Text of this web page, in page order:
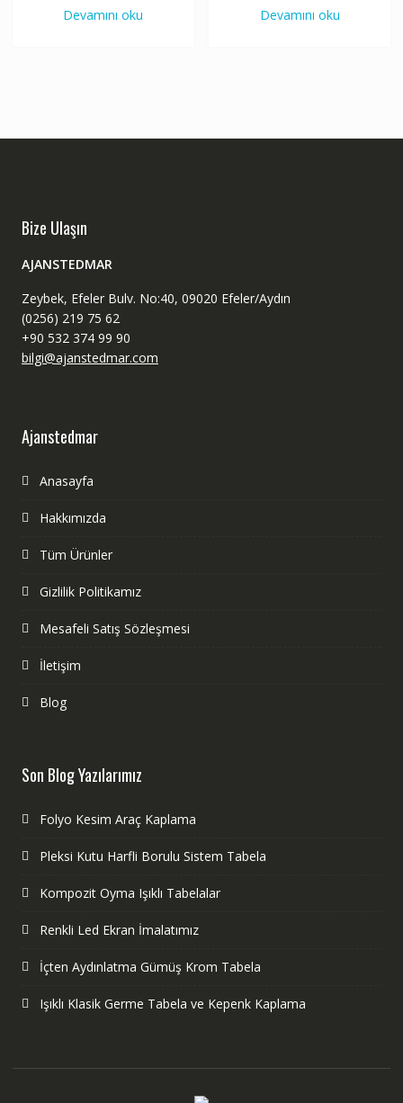
Devamını oku Devamını oku
Bize Ulaşın
AJANSTEDMAR
Zeybek, Efeler Bulv. No:40, 09020 Efeler/Aydın
(0256) 219 75 62
+90 532 374 99 90
bilgi@ajanstedmar.com
Ajanstedmar
Anasayfa
Hakkımızda
Tüm Ürünler
Gizlilik Politikamız
Mesafeli Satış Sözleşmesi
İletişim
Blog
Son Blog Yazılarımız
Folyo Kesim Araç Kaplama
Pleksi Kutu Harfli Borulu Sistem Tabela
Kompozit Oyma Işıklı Tabelalar
Renkli Led Ekran İmalatımız
İçten Aydınlatma Gümüş Krom Tabela
Işıklı Klasik Germe Tabela ve Kepenk Kaplama